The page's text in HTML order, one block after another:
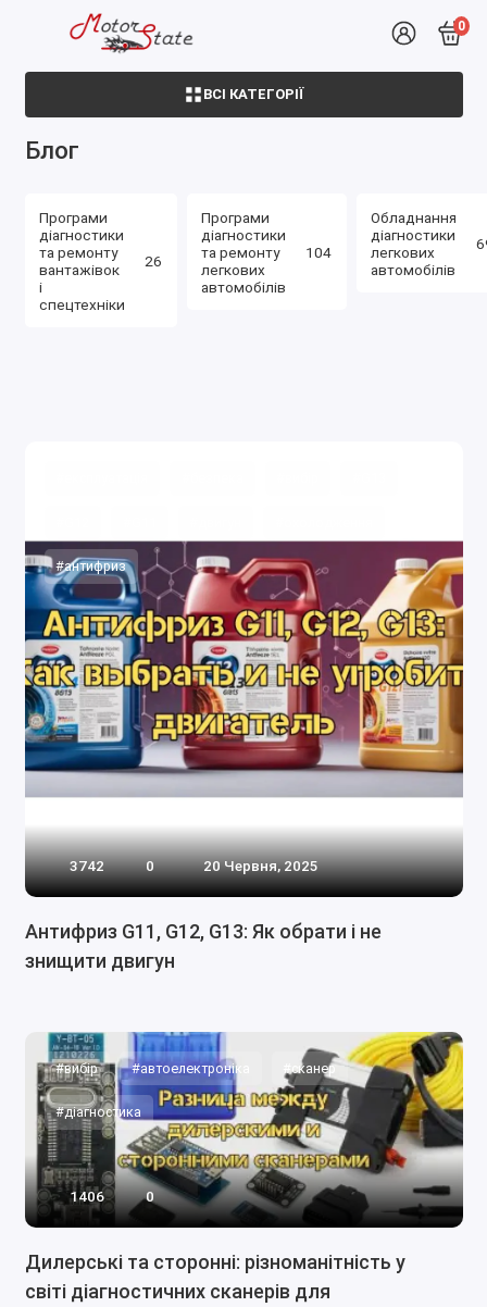
0
ВСІ КАТЕГОРІЇ
Блог
Програми
діагностики
та ремонту
вантажівок
і
спецтехніки
26
Програми
діагностики
та ремонту
легкових
автомобілів
104
Обладнання
діагностики
легкових
автомобілів
#антифриз
3742 0 20 Червня, 2025
Антифриз G11, G12, G13: Як обрати і не
знищити двигун
#вибір #автоелектроніка #сканер
#діагностика
1406 0
Дилерські та сторонні: різноманітність у
світі діагностичних сканерів для